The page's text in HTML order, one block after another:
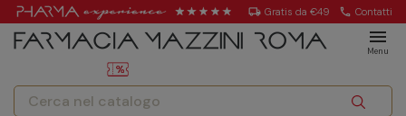
local_shipping Gratis da €49 call Contatti
menu
Menu